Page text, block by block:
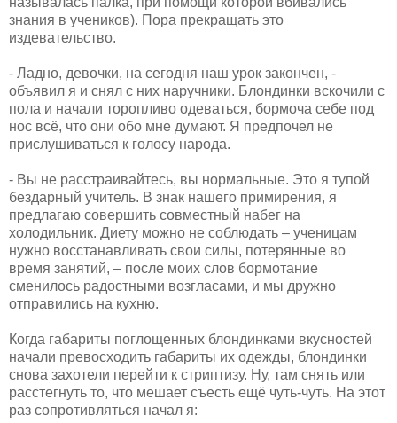
знания в учеников). Пора прекращать это
издевательство.
- Ладно, девочки, на сегодня наш урок закончен, -
объявил я и снял с них наручники. Блондинки вскочили с
пола и начали торопливо одеваться, бормоча себе под
нос всё, что они обо мне думают. Я предпочел не
прислушиваться к голосу народа.
- Вы не расстраивайтесь, вы нормальные. Это я тупой
бездарный учитель. В знак нашего примирения, я
предлагаю совершить совместный набег на
холодильник. Диету можно не соблюдать – ученицам
нужно восстанавливать свои силы, потерянные во
время занятий, – после моих слов бормотание
сменилось радостными возгласами, и мы дружно
отправились на кухню.
Когда габариты поглощенных блондинками вкусностей
начали превосходить габариты их одежды, блондинки
снова захотели перейти к стриптизу. Ну, там снять или
расстегнуть то, что мешает съесть ещё чуть-чуть. На этот
раз сопротивляться начал я: